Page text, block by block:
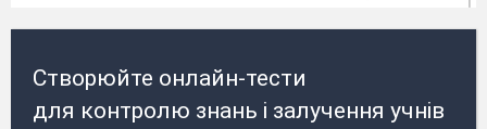
Створюйте онлайн-тести
для контролю знань і залучення учнів